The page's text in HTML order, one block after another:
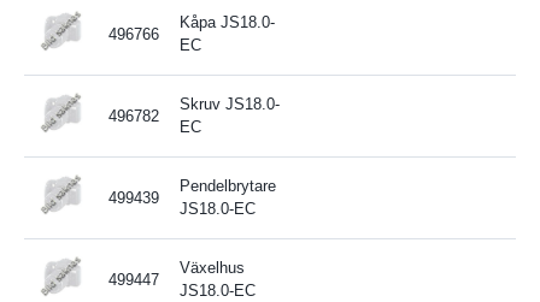
496766
Kåpa JS18.0-
EC
496782
Skruv JS18.0-
EC
499439
Pendelbrytare
JS18.0-EC
499447
Växelhus
JS18.0-EC